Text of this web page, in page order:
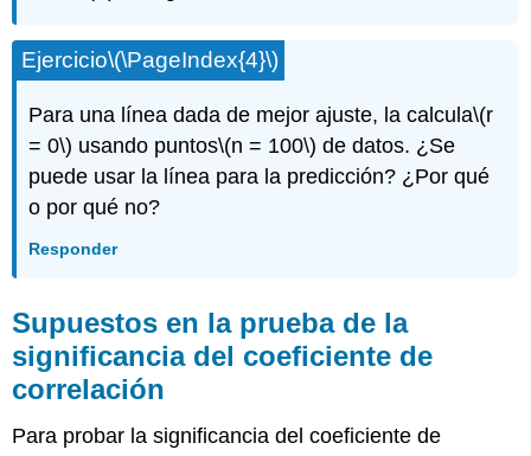
Ejercicio\(\PageIndex{4}\)
Para una línea dada de mejor ajuste, la calcula\(r
= 0\) usando puntos\(n = 100\) de datos. ¿Se
puede usar la línea para la predicción? ¿Por qué
o por qué no?
Responder
Supuestos en la prueba de la
significancia del coeficiente de
correlación
Para probar la significancia del coeficiente de